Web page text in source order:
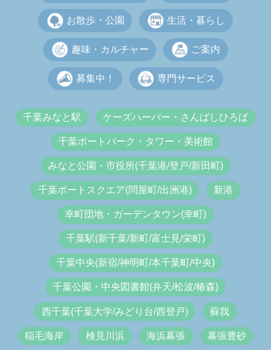
お散歩・公園 生活・暮らし
趣味・カルチャー ご案内
募集中！ 専門サービス
千葉みなと駅 ケーズハーバー・さんばしひろば
千葉ポートパーク・タワー・美術館
みなと公園・市役所(千葉港/登戸/新田町)
千葉ポートスクエア(問屋町/出洲港) 新港
幸町団地・ガーデンタウン(幸町)
千葉駅(新千葉/新町/富士見/栄町)
千葉中央(新宿/神明町/本千葉町/中央)
千葉公園・中央図書館(弁天/松波/椿森)
西千葉(千葉大学/みどり台/西登戸) 蘇我
稲毛海岸 検見川浜 海浜幕張 幕張豊砂